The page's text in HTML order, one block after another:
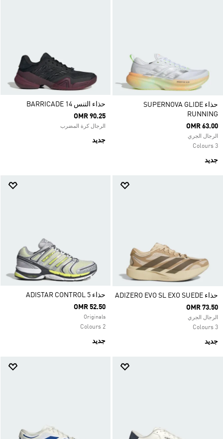
حذاء SUPERNOVA GLIDE
RUNNING
OMR 63.00
الرجال الجري
3 Colours
جديد
حذاء التنس BARRICADE 14
OMR 90.25
الرجال كرة المضرب
جديد
حذاء ADIZERO EVO SL EXO SUEDE
OMR 73.50
الرجال الجري
3 Colours
جديد
حذاء ADISTAR CONTROL 5
OMR 52.50
Originals
2 Colours
جديد